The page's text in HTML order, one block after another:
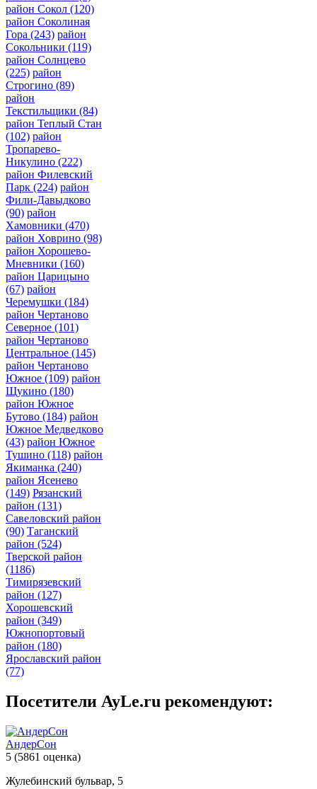
район Сокол (120)
район Соколиная
Гора (243) район
Сокольники (119)
район Солнцево
(225) район
Строгино (89)
район
Текстильщики (84)
район Теплый Стан
(102) район
Тропарево-
Никулино (222)
район Филевский
Парк (224) район
Фили-Давыдково
(90) район
Хамовники (470)
район Ховрино (98)
район Хорошево-
Мневники (160)
район Царицыно
(67) район
Черемушки (184)
район Чертаново
Северное (101)
район Чертаново
Центральное (145)
район Чертаново
Южное (109) район
Щукино (180)
район Южное
Бутово (184) район
Южное Медведково
(43) район Южное
Тушино (118) район
Якиманка (240)
район Ясенево
(149) Рязанский
район (131)
Савеловский район
(90) Таганский
район (524)
Тверской район
(1186)
Тимирязевский
район (127)
Хорошевский
район (349)
Южнопортовый
район (180)
Ярославский район
(77)
Посетители AyLe.ru рекомендуют:
АндерСон
5 (5861 оценка)
Жулебинский бульвар, 5